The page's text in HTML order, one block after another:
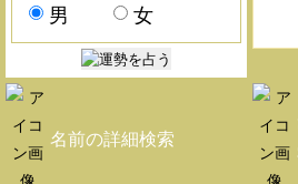
男 女
名前の詳細検索